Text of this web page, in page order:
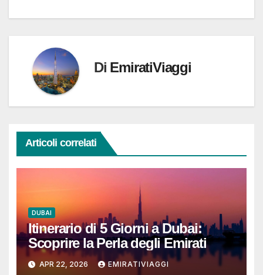
Di EmiratiViaggi
Articoli correlati
DUBAI
Itinerario di 5 Giorni a Dubai:
Scoprire la Perla degli Emirati
APR 22, 2026 EMIRATIVIAGGI